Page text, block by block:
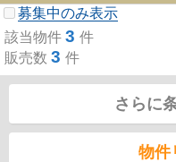
募集中のみ表示
該当物件 3 件
販売数 3 件
さらに
物件